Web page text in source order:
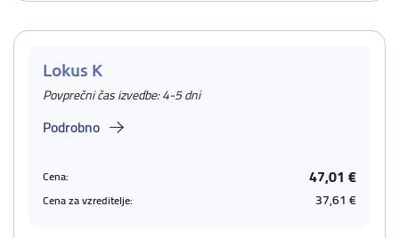
Lokus K
Povprečni čas izvedbe: 4-5 dni
Podrobno
Cena: 47,01 €
Cena za vzreditelje: 37,61 €